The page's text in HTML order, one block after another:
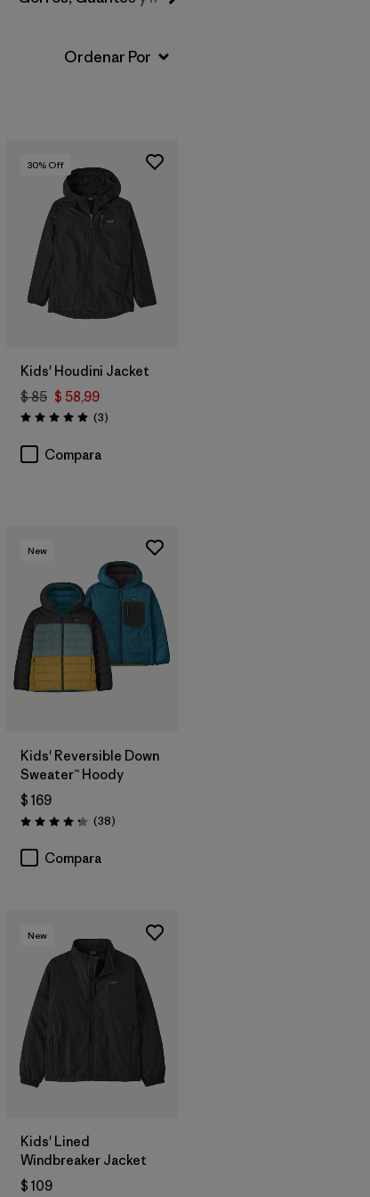
30% Off
Kids' Houdini Jacket
$ 85 $ 58,99
Valoración: 5.0 / 5
(3Comentarios
)
Compara
New
Kids' Reversible Down
Sweater™ Hoody
$ 169
Valoración: 4.3 / 5
(38Comentarios
)
Compara
New
Kids' Lined
Windbreaker Jacket
$ 109